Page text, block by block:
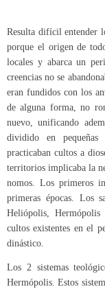
Resulta difícil entender
porque el origen de
locales y abarca un
creencias no se
eran fundidos con los
de alguna forma, no
nuevo, unificando
dividido en
practicaban cultos a
territorios implicaba la
nomos. Los primeros
primeras épocas. Los
Heliópolis,
cultos existentes en el
dinástico.
Los 2 sistemas
Hermópolis. Estos